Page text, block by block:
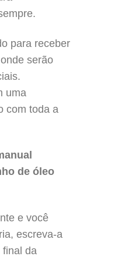
para receber
serão
uma
com toda a
de óleo
e você
escreva-a
final da